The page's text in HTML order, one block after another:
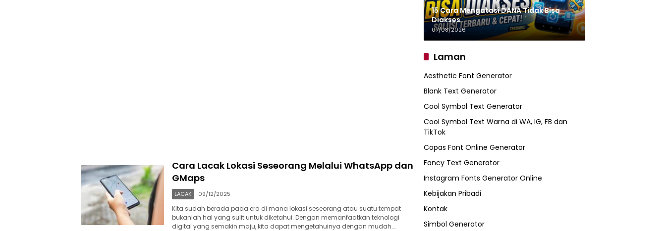
Cara Lacak Lokasi Seseorang Melalui WhatsApp dan
GMaps
LACAK 09/12/2025
Kita sudah berada pada era di mana lokasi seseorang atau suatu tempat
bukanlah hal yang sulit untuk diketahui. Dengan memanfaatkan teknologi
digital yang semakin maju, kita dapat mengetahuinya dengan mudah….
15 Cara Mengatasi DANA Tidak Bisa
Diakses
07/08/2026
Laman
Aesthetic Font Generator
Blank Text Generator
Cool Symbol Text Generator
Cool Symbol Text Warna di WA, IG, FB dan
TikTok
Copas Font Online Generator
Fancy Text Generator
Instagram Fonts Generator Online
Kebijakan Pribadi
Kontak
Simbol Generator